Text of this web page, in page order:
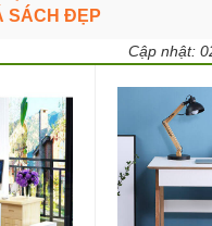
SÁCH ĐẸP
Cập nhật: